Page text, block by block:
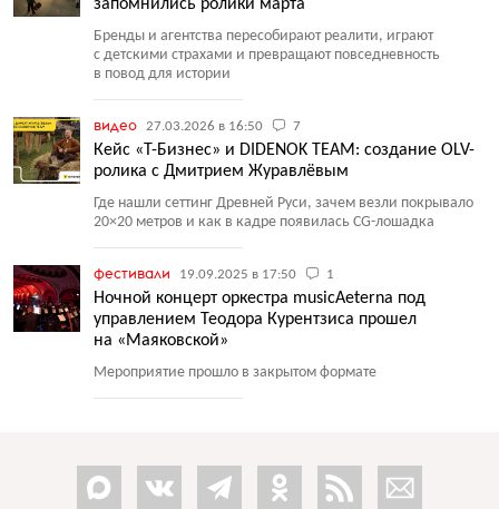
запомнились ролики марта
Бренды и агентства пересобирают реалити, играют
с детскими страхами и превращают повседневность
в повод для истории
видео 27.03.2026 в 16:50 7
Кейс «Т-Бизнес» и DIDENOK TEAM: создание OLV-
ролика с Дмитрием Журавлёвым
Где нашли сеттинг Древней Руси, зачем везли покрывало
20×20 метров и как в кадре появилась CG-лошадка
фестивали 19.09.2025 в 17:50 1
Ночной концерт оркестра musicAeterna под
управлением Теодора Курентзиса прошел
на «Маяковской»
Мероприятие прошло в закрытом формате